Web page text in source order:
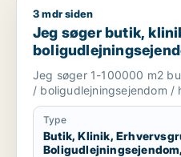
Jeg søger butik, klinik,
3 mdr siden
Jeg søger butik,
garage til salg i
Jeg søger 1-100000 m2
/ boligudlejningsejendom /
Type
Butik, Klinik,